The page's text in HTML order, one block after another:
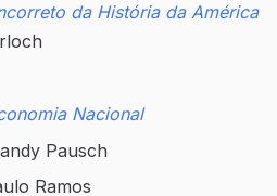
da História da América
Nacional
Pausch
Ramos